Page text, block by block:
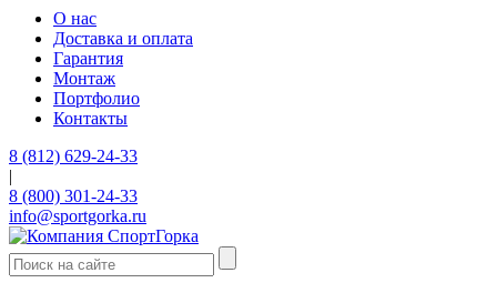
О нас
Доставка и оплата
Гарантия
Монтаж
Портфолио
Контакты
8 (812) 629-24-33
|
8 (800) 301-24-33
info@sportgorka.ru